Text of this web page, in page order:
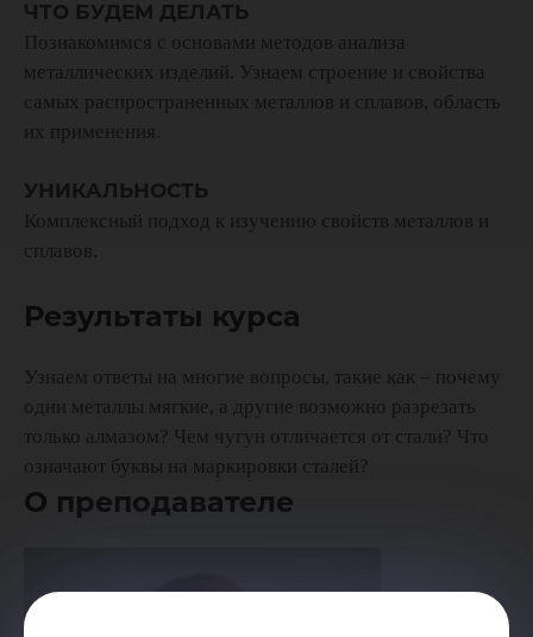
ЧТО БУДЕМ ДЕЛАТЬ
Познакомимся с основами методов анализа
металлических изделий. Узнаем строение и свойства
самых распространенных металлов и сплавов, область
их применения.
УНИКАЛЬНОСТЬ
Комплексный подход к изучению свойств металлов и
сплавов.
Результаты курса
Узнаем ответы на многие вопросы, такие как – почему
одни металлы мягкие, а другие возможно разрезать
только алмазом? Чем чугун отличается от стали? Что
означают буквы на маркировки сталей?
О преподавателе